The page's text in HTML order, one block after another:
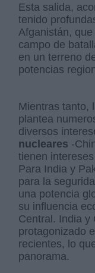
Esta salida,
tenido
Afganistán,
campo de
en un terreno
potencias
Mientras tanto,
plantea
diversos
nucleares -
tienen
Para India y
para la
una potencia
su influencia
Central. India y
protagonizado
recientes, lo
panorama.